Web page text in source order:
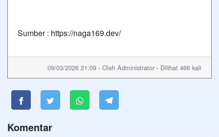
Sumber : https://naga169.dev/
09/03/2026 21:09 - Oleh Administrator - Dilihat 466 kali
Komentar